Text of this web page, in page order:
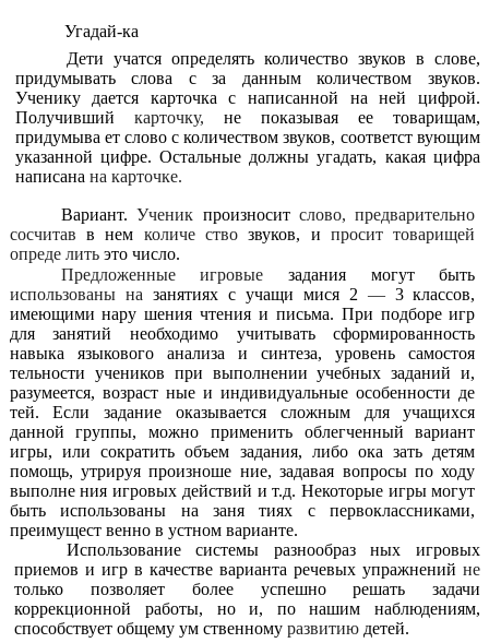
Угадай-ка
Дети учатся определять количество звуков в слове,
придумывать слова с за данным количеством звуков.
Ученику дается карточка с написанной
на ней цифрой.
Получивший карточку, не показывая ее товарищам,
придумыва ет слово с количеством звуков, соответст вующим
указанной цифре. Остальные должны угадать, какая цифра
написана на карточке.
Вариант.Ученик произноситслово, предварительно
сосчитав в нем количе ствозвуков, ипросит товарищей
опреде лить это число.
Предложенные игровыезадания могут быть
использованы на занятиях с учащи мися 2 — 3 классов,
имеющими нару шения чтения и письма. При подборе игр
для занятий необходимо учитывать сформированность
навыка языкового анализа и синтеза, уровень самостоя
тельности учеников при выполнении учебных заданий и,
разумеется, возраст ные и индивидуальные особенности де
тей. Если задание оказывается сложным для учащихся
данной группы, можно применить облегченный вариант
игры, или сократить объем задания, либо ока зать детям
помощь, утрируя произноше ние, задавая вопросы по ходу
выполне ния игровых действий и т.д. Некоторые игры могут
быть использованы на заня тиях с первоклассниками,
преимущест венно в устном варианте.
Использование системы разнообраз ных игровых
приемов и игр в качестве варианта речевых упражнений не
только позволяет более успешно решать задачи
коррекционной работы, но и, по нашим наблюдениям,
способствует общему ум ственномуразвитию детей.